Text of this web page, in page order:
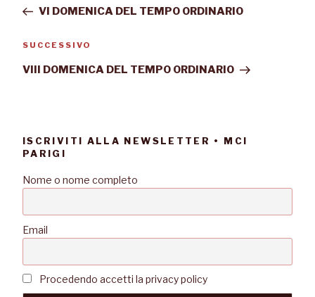
VI DOMENICA DEL TEMPO ORDINARIO
SUCCESSIVO
VIII DOMENICA DEL TEMPO ORDINARIO
ISCRIVITI ALLA NEWSLETTER • MCI
PARIGI
Nome o nome completo
Email
Procedendo accetti la privacy policy